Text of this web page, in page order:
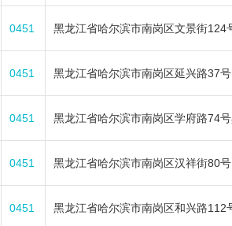
0451 黑龙江省哈尔滨市南岗区文景街124
0451 黑龙江省哈尔滨市南岗区延兴路37号
0451 黑龙江省哈尔滨市南岗区学府路74
0451 黑龙江省哈尔滨市南岗区汉祥街80号
0451 黑龙江省哈尔滨市南岗区和兴路112